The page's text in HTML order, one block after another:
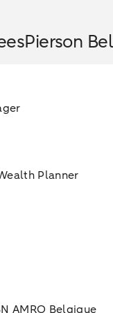
Planner
AMRO Belgique